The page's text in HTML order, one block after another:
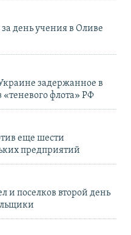
день учения в Оливе
задержанное в
«теневого флота» РФ
еще шести
предприятий
и поселков второй день